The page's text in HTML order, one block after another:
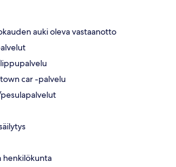
auki oleva vastaanotto
car -palvelu
henkilökunta